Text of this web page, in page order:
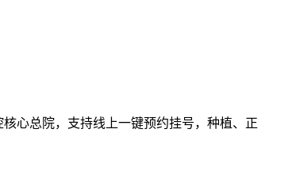
心总院，支持线上一键预约挂号，种植、正